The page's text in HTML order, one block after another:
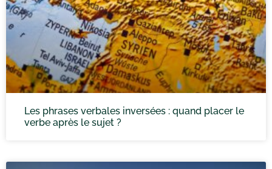
Les phrases verbales inversées : quand placer le
verbe après le sujet ?